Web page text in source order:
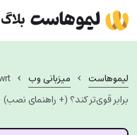
Skip
to
content
لیموهاست › میزبانی وب ›
برابر قوی‌تر کند؟ (+ راهنمای نصب)